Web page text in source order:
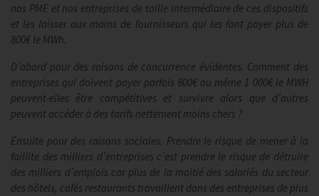
nos PME et nos entreprises de taille intermédiaire de ces dispositifs
et les laisser aux mains de fournisseurs qui les font payer plus de
800€ le MWh.
D’abord pour des raisons de concurrence évidentes. Comment des
entreprises qui doivent payer parfois 800€ ou même 1 000€ le MWH
peuvent-elles être compétitives et survivre alors que d’autres
peuvent accéder à des tarifs nettement moins chers ?
Ensuite pour des raisons sociales. Prendre le risque de mener à la
faillite des milliers d’entreprises c’est prendre le risque de détruire
des milliers d’emplois car plus de la moitié des salariés du secteur
des hôtels, cafés restaurants travaillent dans des entreprises de plus